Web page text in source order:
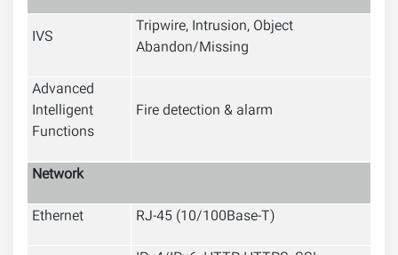
IVS
Tripwire, Intrusion, Object
Abandon/Missing
Advanced
Intelligent
Functions
Fire detection & alarm
Network
Ethernet
RJ-45 (10/100Base-T)